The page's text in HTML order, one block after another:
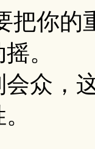
把你
。
众，